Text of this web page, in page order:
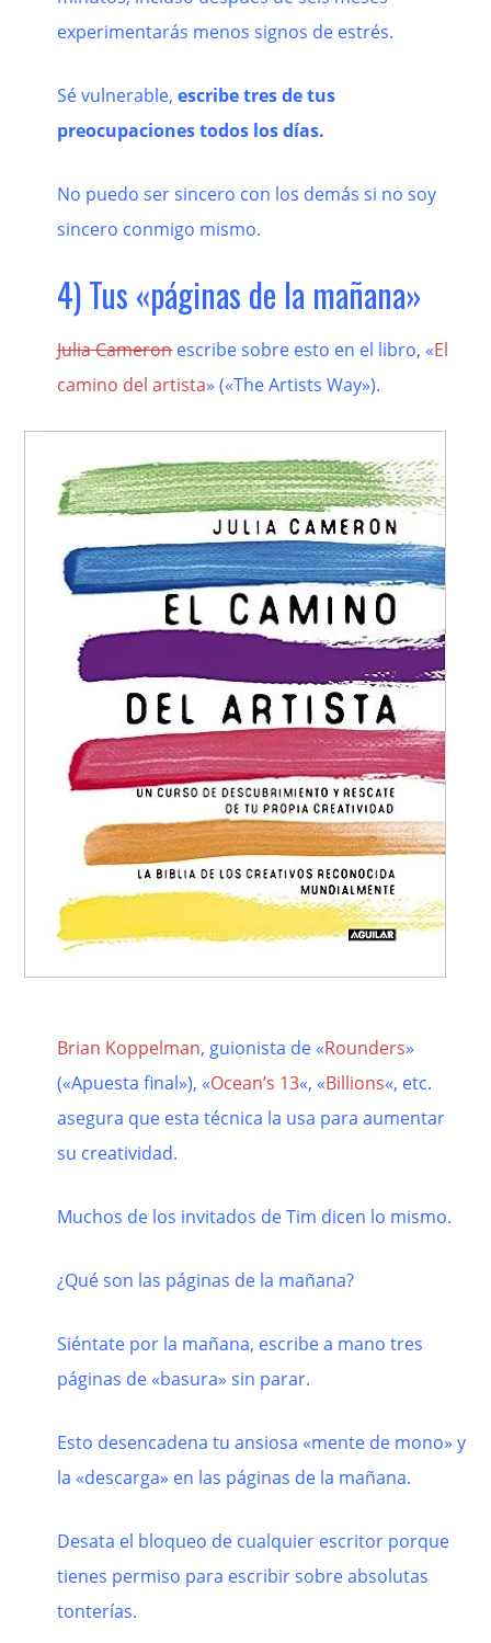
experimentarás menos signos de estrés.
Sé vulnerable,escribe tres de tus
preocupaciones todos los días.
No puedo ser sincero con los demás si no soy
sincero conmigo mismo.
4) Tus «páginas de la mañana»
Julia Cameronescribe sobre esto en el libro, «El
camino del artista» («The Artists Way»).
Brian Koppelman, guionista de «Rounders»
(«Apuesta final»), «Ocean’s 13«, «Billions«, etc.
asegura que esta técnica la usa para aumentar
su creatividad.
Muchos de los invitados de Tim dicen lo mismo.
¿Qué son las páginas de la mañana?
Siéntate por la mañana, escribe a mano tres
páginas de «basura» sin parar.
Esto desencadena tu ansiosa «mente de mono» y
la «descarga» en las páginas de la mañana.
Desata el bloqueo de cualquier escritor porque
tienes permiso para escribir sobre absolutas
tonterías.